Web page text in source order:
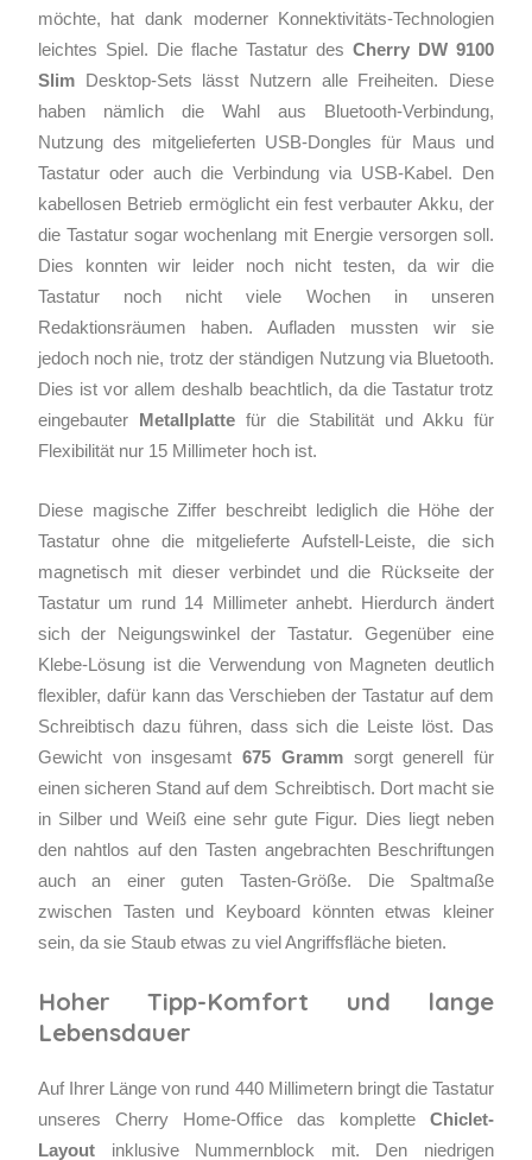
möchte, hat dank moderner Konnektivitäts-Technologien
leichtes Spiel. Die flache Tastatur desCherry DW 9100
SlimDesktop-Sets lässt Nutzern alle Freiheiten. Diese
haben nämlich die Wahl aus Bluetooth-Verbindung,
Nutzung des mitgelieferten USB-Dongles für Maus und
Tastatur oder auch die Verbindung via USB-Kabel. Den
kabellosen Betrieb ermöglicht ein fest verbauter Akku, der
die Tastatur sogar wochenlang mit Energie versorgen soll.
Dies konnten wir leider noch nicht testen, da wir die
Tastatur noch nicht viele Wochen in unseren
Redaktionsräumen haben. Aufladen mussten wir sie
jedoch noch nie, trotz der ständigen Nutzung via Bluetooth.
Dies ist vor allem deshalb beachtlich, da die Tastatur trotz
eingebauter Metallplattefür die Stabilität und Akku für
Flexibilität nur 15 Millimeter hoch ist.
Diese magische Ziffer beschreibt lediglich die Höhe der
Tastatur ohne die mitgelieferte Aufstell-Leiste, die sich
magnetisch mit dieser verbindet und die Rückseite der
Tastatur um rund 14 Millimeter anhebt. Hierdurch ändert
sich der Neigungswinkel der Tastatur. Gegenüber eine
Klebe-Lösung ist die Verwendung von Magneten deutlich
flexibler, dafür kann das Verschieben der Tastatur auf dem
Schreibtisch dazu führen, dass sich die Leiste löst. Das
Gewicht von insgesamt675 Grammsorgt generell für
einen sicheren Stand auf dem Schreibtisch. Dort macht sie
in Silber und Weiß eine sehr gute Figur. Dies liegt neben
den nahtlos auf den Tasten angebrachten Beschriftungen
auch an einer guten Tasten-Größe. Die Spaltmaße
zwischen Tasten und Keyboard könnten etwas kleiner
sein, da sie Staub etwas zu viel Angriffsfläche bieten.
Hoher Tipp-Komfort und lange
Lebensdauer
Auf Ihrer Länge von rund 440 Millimetern bringt die Tastatur
unseres Cherry Home-Office das kompletteChiclet-
Layoutinklusive Nummernblock mit. Den niedrigen